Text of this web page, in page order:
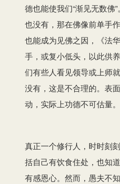
德也能使我们“渐见无数佛
也没有，那在佛像前单手
也能成为见佛之因，《法
手，或复小低头，以此供
们有些人看见领导或上师
没有，这是不合理的。表
动，实际上功德不可估量。
真正一个修行人，时时刻
括自己有饮食住处，也知
有感恩心。然而，愚夫不